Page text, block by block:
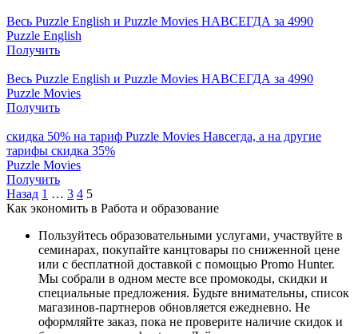
Весь Puzzle English и Puzzle Movies НАВСЕГДА за 4990
Puzzle English
Получить
Весь Puzzle English и Puzzle Movies НАВСЕГДА за 4990
Puzzle Movies
Получить
скидка 50% на тариф Puzzle Movies Навсегда, а на другие
тарифы скидка 35%
Puzzle Movies
Получить
Назад 1 … 3 4 5
Как экономить в Работа и образование
Пользуйтесь образовательными услугами, участвуйте в
семинарах, покупайте канцтовары по сниженной цене
или с бесплатной доставкой с помощью Promo Hunter.
Мы собрали в одном месте все промокоды, скидки и
специальные предложения. Будьте внимательны, список
магазинов-партнеров обновляется ежедневно. Не
оформляйте заказ, пока не проверите наличие скидок и